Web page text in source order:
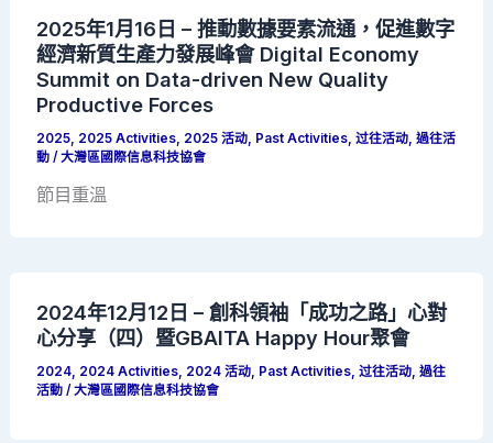
2025年1月16日 – 推動數據要素流通，促進數字
經濟新質生產力發展峰會 Digital Economy
Summit on Data-driven New Quality
Productive Forces
2025, 2025 Activities, 2025 活动, Past Activities,过往活动,過往活
動 /大灣區國際信息科技協會
節目重溫
2024年12月12日 – 創科領袖「成功之路」心對
心分享（四）暨GBAITA Happy Hour聚會
2024, 2024 Activities, 2024 活动, Past Activities,过往活动,過往
活動 /大灣區國際信息科技協會